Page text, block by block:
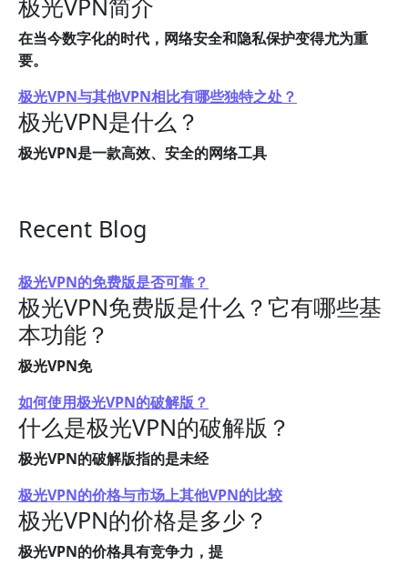
极光VPN简介
在当今数字化的时代，网络安全和隐私保护变得尤为重
要。
极光VPN与其他VPN相比有哪些独特之处？
极光VPN是什么？
极光VPN是一款高效、安全的网络工具
Recent Blog
极光VPN的免费版是否可靠？
极光VPN免费版是什么？它有哪些基
本功能？
极光VPN免
如何使用极光VPN的破解版？
什么是极光VPN的破解版？
极光VPN的破解版指的是未经
极光VPN的价格与市场上其他VPN的比较
极光VPN的价格是多少？
极光VPN的价格具有竞争力，提